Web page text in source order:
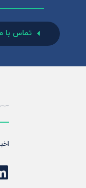
تماس با
شبکه‌های اجتماعی